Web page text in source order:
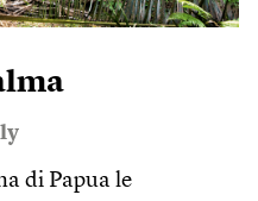
di Papua le